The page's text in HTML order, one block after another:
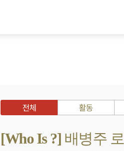
전체 활동
[Who Is ?] 배병주